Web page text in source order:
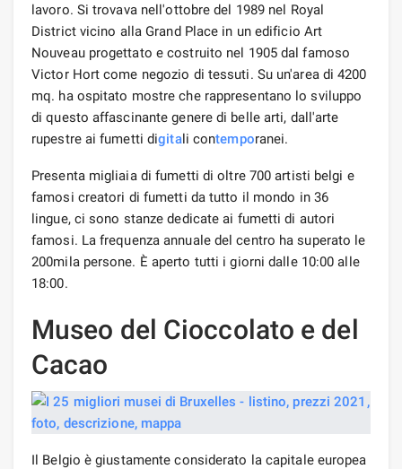
lavoro. Si trovava nell'ottobre del 1989 nel Royal
District vicino alla Grand Place in un edificio Art
Nouveau progettato e costruito nel 1905 dal famoso
Victor Hort come negozio di tessuti. Su un'area di 4200
mq. ha ospitato mostre che rappresentano lo sviluppo
di questo affascinante genere di belle arti, dall'arte
rupestre ai fumetti digitali contemporanei.
Presenta migliaia di fumetti di oltre 700 artisti belgi e
famosi creatori di fumetti da tutto il mondo in 36
lingue, ci sono stanze dedicate ai fumetti di autori
famosi. La frequenza annuale del centro ha superato le
200mila persone. È aperto tutti i giorni dalle 10:00 alle
18:00.
Museo del Cioccolato e del
Cacao
Il Belgio è giustamente considerato la capitale europea